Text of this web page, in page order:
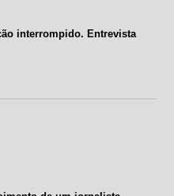
interrompido. Entrevista